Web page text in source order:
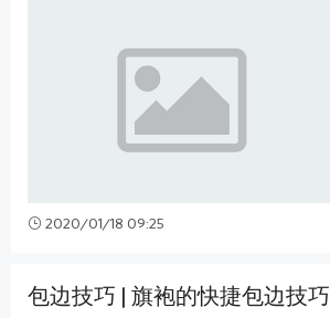
2020/01/18 09:25
包边技巧 | 旗袍的快捷包边技巧